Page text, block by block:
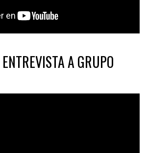
A GRUPO